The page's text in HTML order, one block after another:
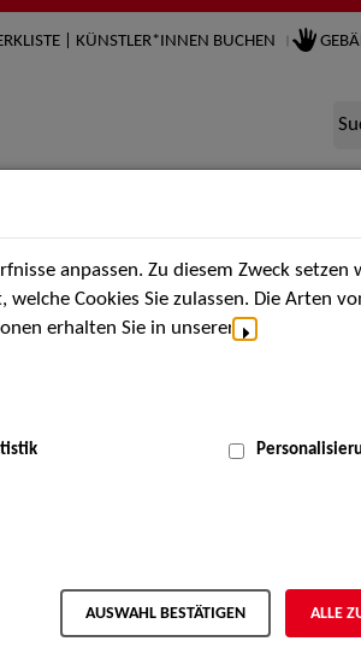
| KÜNSTLER*INNEN BUCHEN
uns Aktuelles Termine
MENÜ
anpassen. Zu diesem Zweck setzen
Cookies Sie zulassen. Die Arten
erhalten Sie in unserer
AUSWAHL BESTÄTIGEN ALLE